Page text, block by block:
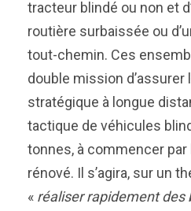
tracteur blindé ou non et
routière surbaissée ou
tout-chemin. Ces
double mission d’assurer
stratégique à longue
tactique de véhicules
tonnes, à commencer par
rénové. Il s’agira, sur un
« réaliser rapidement des